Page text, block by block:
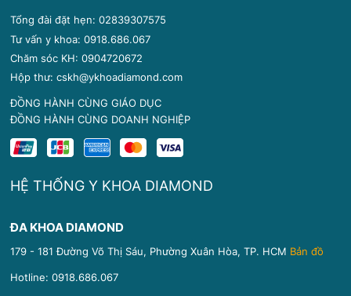
Tổng đài đặt hẹn: 02839307575
Tư vấn y khoa: 0918.686.067
Chăm sóc KH: 0904720672
Hộp thư: cskh@ykhoadiamond.com
ĐỒNG HÀNH CÙNG GIÁO DỤC
ĐỒNG HÀNH CÙNG DOANH NGHIỆP
HỆ THỐNG Y KHOA DIAMOND
ĐA KHOA DIAMOND
179 - 181 Đường Võ Thị Sáu, Phường Xuân Hòa, TP. HCM Bản đồ
Hotline:0918.686.067